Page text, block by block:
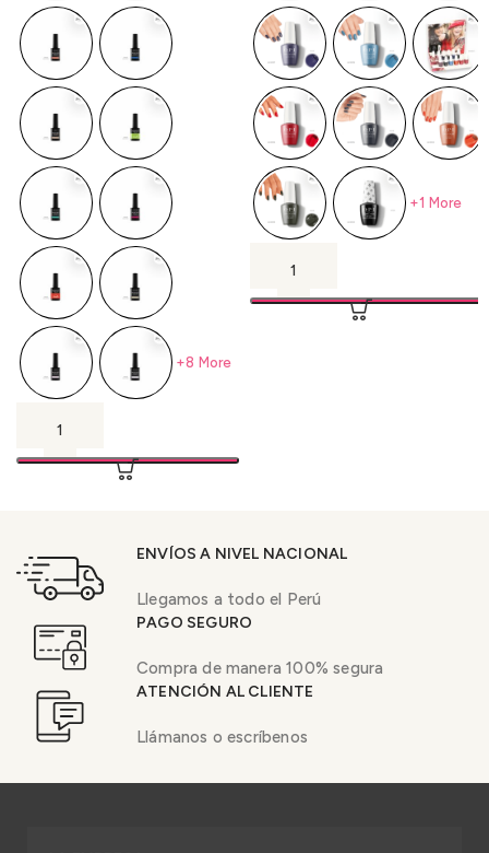
+8 More
+1 More
ENVÍOS A NIVEL NACIONAL
Llegamos a todo el Perú
PAGO SEGURO
Compra de manera 100% segura
ATENCIÓN AL CLIENTE
Llámanos o escríbenos